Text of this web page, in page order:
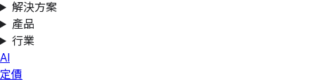
解決方案
產品
行業
AI
定價